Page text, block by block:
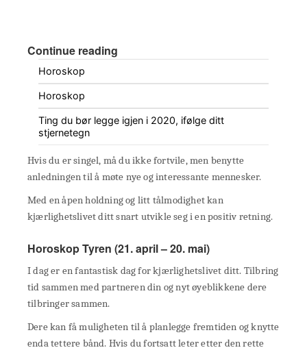
Continue reading
Horoskop
Horoskop
Ting du bør legge igjen i 2020, ifølge ditt
stjernetegn
Hvis du er singel, må du ikke fortvile, men benytte
anledningen til å møte nye og interessante mennesker.
Med en åpen holdning og litt tålmodighet kan
kjærlighetslivet ditt snart utvikle seg i en positiv retning.
Horoskop Tyren (21. april – 20. mai)
I dag er en fantastisk dag for kjærlighetslivet ditt. Tilbring
tid sammen med partneren din og nyt øyeblikkene dere
tilbringer sammen.
Dere kan få muligheten til å planlegge fremtiden og knytte
enda tettere bånd. Hvis du fortsatt leter etter den rette